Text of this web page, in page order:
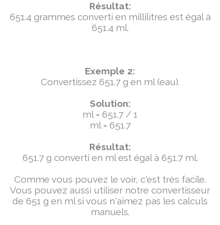
Résultat:
651.4 grammes converti en millilitres est égal à
651.4 ml.
Exemple 2:
Convertissez 651.7 g en ml (eau).
Solution:
ml = 651.7 / 1
ml = 651.7
Résultat:
651.7 g converti en ml est égal à 651.7 ml.
Comme vous pouvez le voir, c'est très facile.
Vous pouvez aussi utiliser notre convertisseur
de 651 g en ml si vous n'aimez pas les calculs
manuels.